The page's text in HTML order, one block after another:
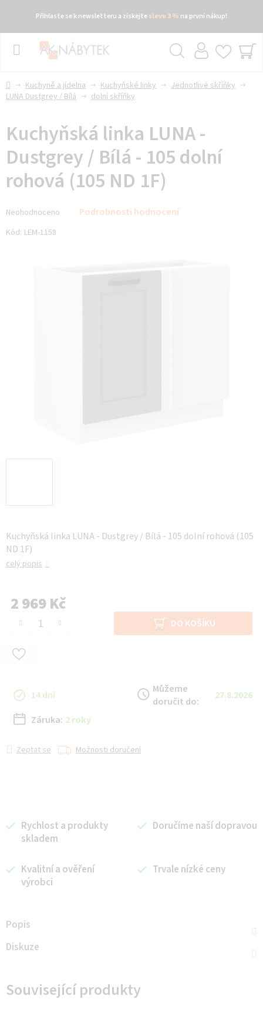
Přihlaste se k newsletteru a získejteslevu 3 % na první nákup!
Přejít
DomůKuchyně a jídelna Kuchyňské linky
Jednotlivé skříňky
LUNA Dustgrey / Bílá
dolní skříňky
Kuchyňská linka LUNA - Dustgrey / Bílá - 105 dolní rohová (105
ND 1F)
celý popis
2 969 Kč
DO KOŠÍKU
14 dní
Můžeme
doručit do:
27.8.2026
Záruka: 2 roky
Zeptat se Možnosti doručení
Kuchyňská linka LUNA -
Dustgrey / Bílá - 105 dolní
rohová (105 ND 1F)
hodnocení
produktu
Neohodnoceno Podrobnosti hodnocení
Kód: LEM-1158
Rychlost a produkty
skladem
Doručíme naší dopravou
Kvalitní a ověření
výrobci
Trvale nízké ceny
Popis
Diskuze
Související produkty